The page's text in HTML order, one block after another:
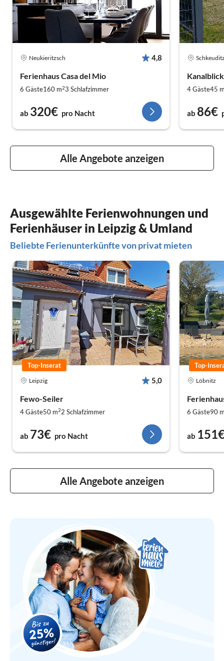
Neukieritzsch 4,8
Ferienhaus Casa del Mio
6 Gäste160 m23 Schlafzimmer
ab 320€ pro Nacht
Kanalblick
4 Gäste45
ab 86€
Alle Angebote anzeigen
Ausgewählte Ferienwohnungen und
Ferienhäuser in Leipzig & Umland
Beliebte Ferienunterkünfte von privat mieten
Leipzig 5,0
Fewo-Seiler
4 Gäste50 m22 Schlafzimmer
ab 73€ pro Nacht
Top-Inserat
Löbnitz
6 Gäste90
ab
Top-
Alle Angebote anzeigen